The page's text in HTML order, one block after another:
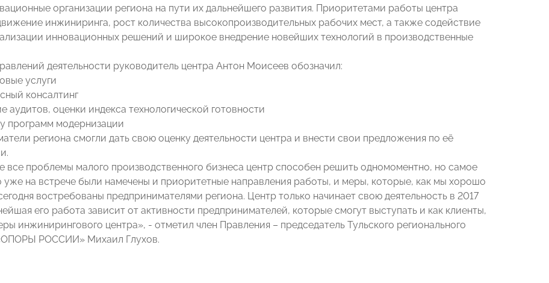
организации региона на пути их дальнейшего развития. Приоритетами работы центра
инжиниринга, рост количества высокопроизводительных рабочих мест, а также содействие
инновационных решений и широкое внедрение новейших технологий в производственные
деятельности руководитель центра Антон Моисеев обозначил:
услуги
консалтинг
аудитов, оценки индекса технологической готовности
программ модернизации
региона смогли дать свою оценку деятельности центра и внести свои предложения по её
все проблемы малого производственного бизнеса центр способен решить одномоментно, но самое
уже на встрече были намечены и приоритетные направления работы, и меры, которые, как мы хорошо
востребованы предпринимателями региона. Центр только начинает свою деятельность в 2017
его работа зависит от активности предпринимателей, которые смогут выступать и как клиенты,
инжинирингового центра», - отметил член Правления – председатель Тульского регионального
РОССИИ» Михаил Глухов.